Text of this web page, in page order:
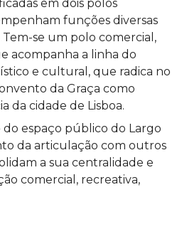
em dois polos
funções diversas
se um polo comercial,
acompanha a linha do
e cultural, que radica no
da Graça como
da cidade de Lisboa.
do espaço público do Largo
da articulação com outros
a sua centralidade e
comercial, recreativa,